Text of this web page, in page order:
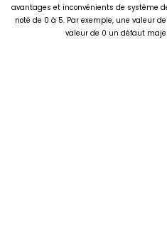
avantages et inconvénients de système
noté de 0 à 5. Par exemple, une valeur
valeur de 0 un défaut